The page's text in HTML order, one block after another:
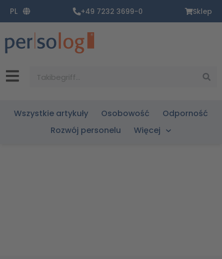
Inhalt
springen
PL +49 7232 3699-0 Sklep
Wszystkie artykuły Osobowość
Odporność
Rozwój personelu
Więcej